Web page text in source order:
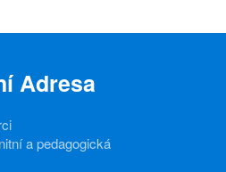
Adresa
a pedagogická